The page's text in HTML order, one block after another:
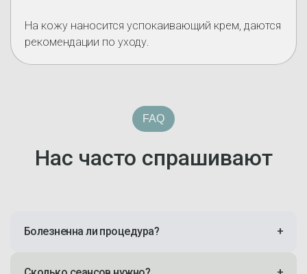
На кожу наносится успокаивающий крем, даются
рекомендации по уходу.
FAQ
Нас часто спрашивают
Болезненна ли процедура? +